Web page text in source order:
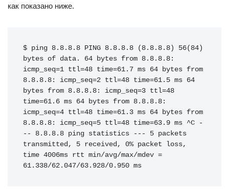
как показано ниже.
$ ping 8.8.8.8 PING 8.8.8.8 (8.8.8.8) 56(84)
bytes of data. 64 bytes from 8.8.8.8:
icmp_seq=1 ttl=48 time=61.7 ms 64 bytes from
8.8.8.8: icmp_seq=2 ttl=48 time=61.5 ms 64
bytes from 8.8.8.8: icmp_seq=3 ttl=48
time=61.6 ms 64 bytes from 8.8.8.8:
icmp_seq=4 ttl=48 time=61.3 ms 64 bytes from
8.8.8.8: icmp_seq=5 ttl=48 time=63.9 ms ^C -
-- 8.8.8.8 ping statistics --- 5 packets
transmitted, 5 received, 0% packet loss,
time 4006ms rtt min/avg/max/mdev =
61.338/62.047/63.928/0.950 ms